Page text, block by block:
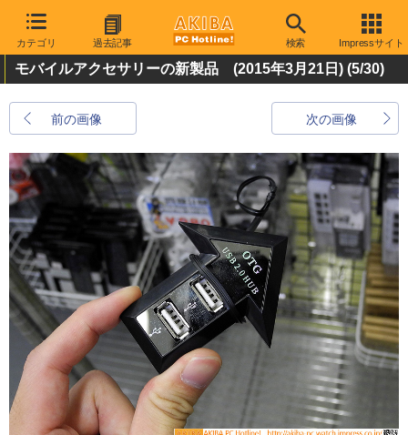
カテゴリ 過去記事 検索 Impressサイト
モバイルアクセサリーの新製品 (2015年3月21日) (5/30)
前の画像 次の画像